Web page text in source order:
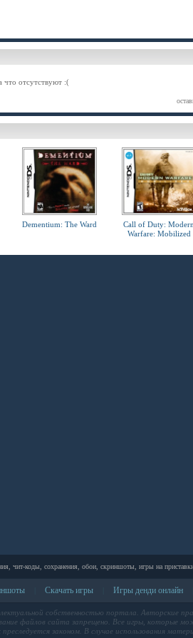
отсутствуют :(
Dementium: The Ward
Call of Duty: Modern
Warfare: Mobilized
чит-коды, сохранения, обои, скриншоты, игры на
Скачать игры Игры денди онлайн
собственностью портала. Авторские
файлов сайта запрещено. Все игры, которые
преследуется законом. В случае использования